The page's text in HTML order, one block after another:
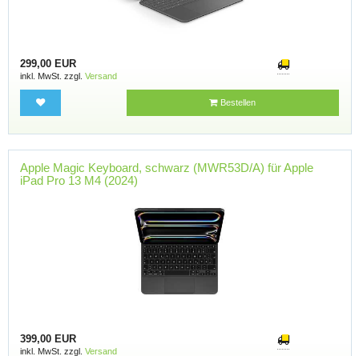
299,00 EUR
inkl. MwSt. zzgl. Versand
Bestellen
Apple Magic Keyboard, schwarz (MWR53D/A) für Apple
iPad Pro 13 M4 (2024)
399,00 EUR
inkl. MwSt. zzgl. Versand